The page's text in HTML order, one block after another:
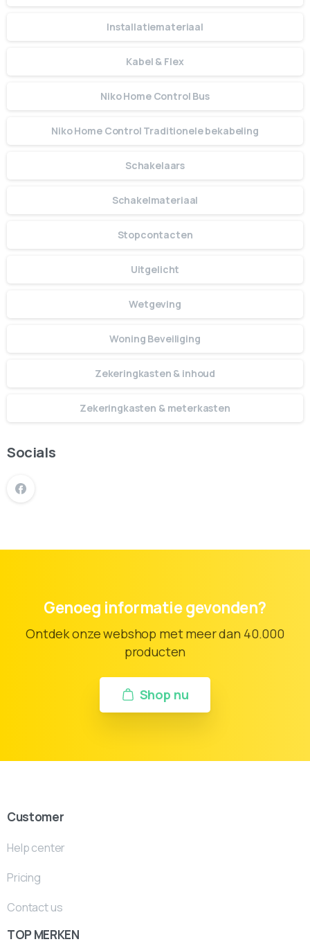
Installatiemateriaal
Kabel & Flex
Niko Home Control Bus
Niko Home Control Traditionele bekabeling
Schakelaars
Schakelmateriaal
Stopcontacten
Uitgelicht
Wetgeving
Woning Beveiliging
Zekeringkasten & inhoud
Zekeringkasten & meterkasten
Socials
Genoeg informatie gevonden?
Ontdek onze webshop met meer dan 40.000
producten
Shop nu
Customer
Help center
Pricing
Contact us
TOP MERKEN